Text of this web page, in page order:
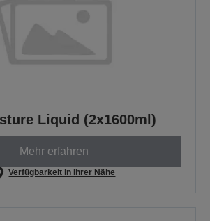
Liquid (2x1600ml)
Mehr erfahren
Verfügbarkeit in Ihrer Nähe